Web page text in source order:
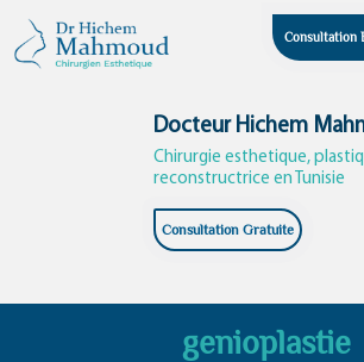
content
Consultation
Docteur Hichem
Chirurgie esthetique,
reconstructrice en Tunisie
Consultation Gratuite
genioplastie